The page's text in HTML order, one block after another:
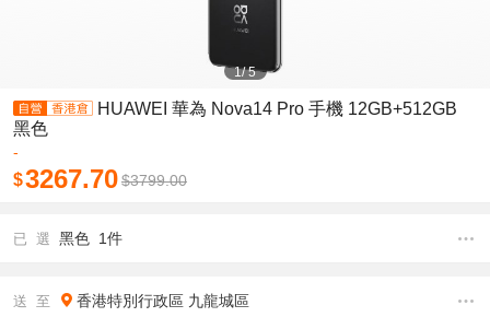
1/5
HUAWEI 華為 Nova14 Pro 手機 12GB+512GB
黑色
-
$3267.70$3799.00
已 選 黑色 1件
送 至 香港特別行政區 九龍城區